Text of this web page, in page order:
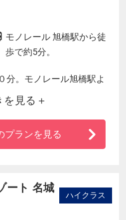
モノレール 旭橋駅から徒
歩で約5分。
分。モノレール旭橋駅よ
ナルまで徒歩圏内にあ
拠点として最適な立地。
し、シャワー・トイレ・
を見る
プランを見る
ート 名城
ハイクラス